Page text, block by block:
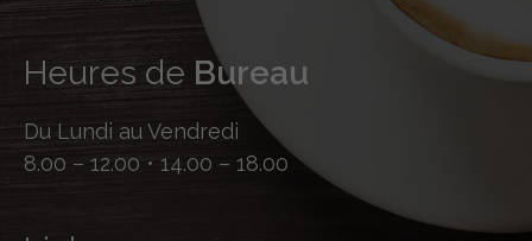
Heures de Bureau
Du Lundi au Vendredi
8.00 – 12.00 • 14.00 – 18.00